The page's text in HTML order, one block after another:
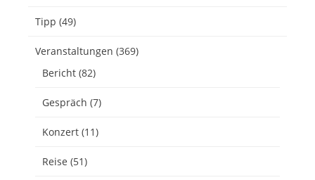
Tipp (49)
Veranstaltungen (369)
Bericht (82)
Gespräch (7)
Konzert (11)
Reise (51)